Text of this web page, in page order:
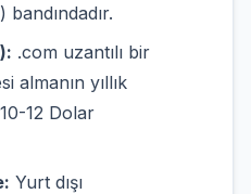
bandındadır.
.com uzantılı bir
almanın yıllık
12 Dolar
Yurt dışı